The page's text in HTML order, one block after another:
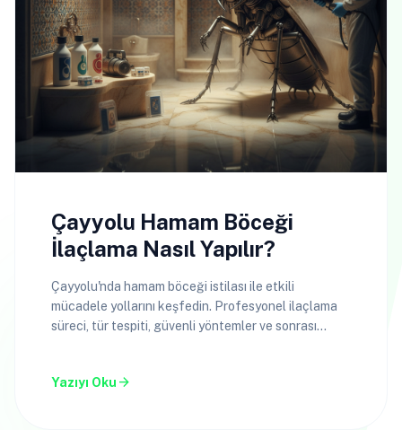
Çayyolu Hamam Böceği
İlaçlama Nasıl Yapılır?
Çayyolu'nda hamam böceği istilası ile etkili
mücadele yollarını keşfedin. Profesyonel ilaçlama
süreci, tür tespiti, güvenli yöntemler ve sonrası
Yazıyı Oku arrow_forward